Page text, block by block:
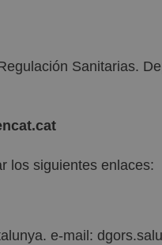
Sanitarias.
los siguientes enlaces:
e-mail: